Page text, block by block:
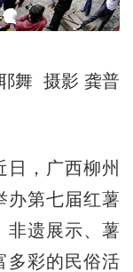
舞 摄影 龚普
，广西柳州
办第七届红薯
非遗展示、薯
多彩的民俗活